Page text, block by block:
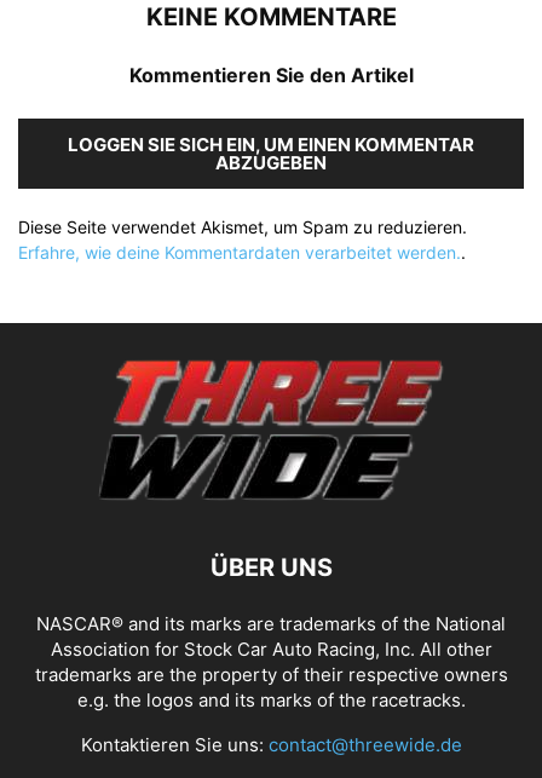
KEINE KOMMENTARE
Kommentieren Sie den Artikel
LOGGEN SIE SICH EIN, UM EINEN KOMMENTAR
ABZUGEBEN
Diese Seite verwendet Akismet, um Spam zu reduzieren.
Erfahre, wie deine Kommentardaten verarbeitet werden..
ÜBER UNS
NASCAR® and its marks are trademarks of the National
Association for Stock Car Auto Racing, Inc. All other
trademarks are the property of their respective owners
e.g. the logos and its marks of the racetracks.
Kontaktieren Sie uns: contact@threewide.de